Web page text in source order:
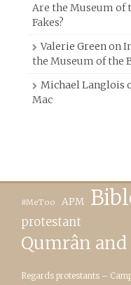
Are the Museum of
Fakes?
Valerie Greenon
the Museum of the
Michael Langlois
Mac
#MeToo APM
protestant
Qumrân and
Regards protestants –